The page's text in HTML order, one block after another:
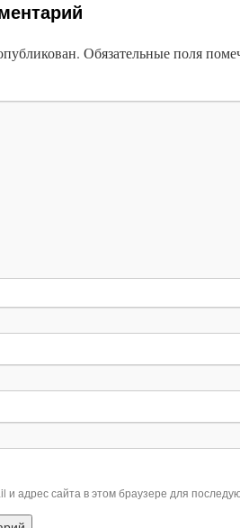
Обязательные поля
и адрес сайта в этом браузере для